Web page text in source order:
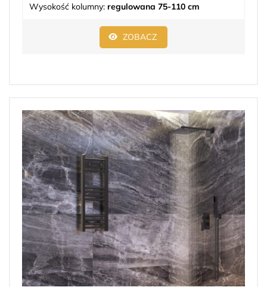
Wysokość kolumny: regulowana 75-110 cm
ZOBACZ